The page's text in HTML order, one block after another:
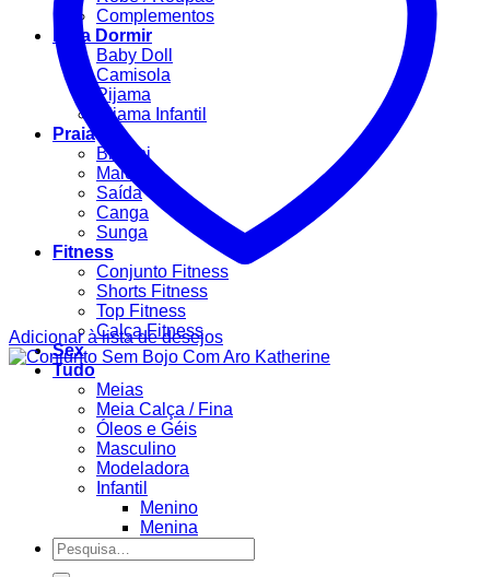
Complementos
Para Dormir
Baby Doll
Camisola
Pijama
Pijama Infantil
Praia
Biquíni
Maiô
Saída
Canga
Sunga
Fitness
Conjunto Fitness
Shorts Fitness
Top Fitness
Calça Fitness
Sex
Tudo
Meias
Meia Calça / Fina
Óleos e Géis
Masculino
Modeladora
Infantil
Menino
Menina
Pesquisar
por:
Adicionar à lista de desejos